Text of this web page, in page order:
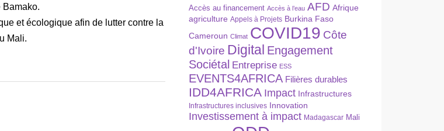
Bamako.
et écologique afin de lutter contre la
Mali.
Accès au financement Accès à l’eau AFD Afrique
agriculture Appels à Projets Burkina Faso
Cameroun Climat COVID19 Côte
d'Ivoire Digital Engagement
Sociétal Entreprise ESS
EVENTS4AFRICA Filières durables
IDD4AFRICA Impact Infrastructures
Infrastructures inclusives Innovation
Investissement à impact Madagascar Mali